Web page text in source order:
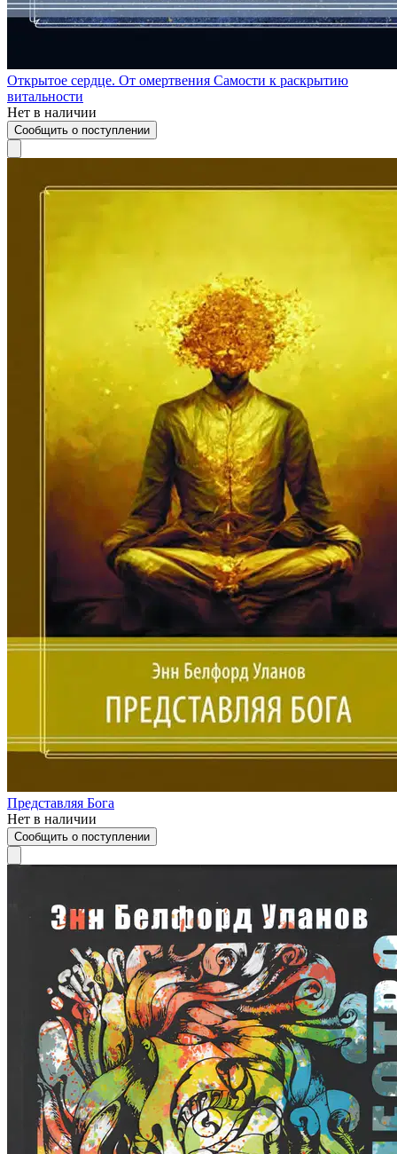
Открытое сердце. От омертвения Самости к раскрытию
витальности
Нет в наличии
Сообщить о поступлении
Представляя Бога
Нет в наличии
Сообщить о поступлении